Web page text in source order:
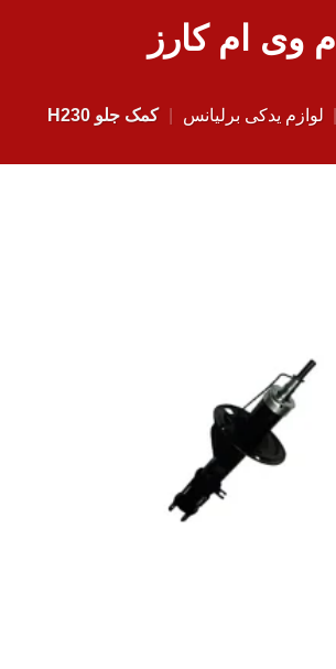
ام وی ام کارز
لوازم یدکی برلیانس کمک جلو H230